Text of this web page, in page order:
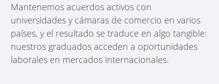
Mantenemos acuerdos activos con
universidades y cámaras de comercio en varios
países, y el resultado se traduce en algo tangible:
nuestros graduados acceden a oportunidades
laborales en mercados internacionales.